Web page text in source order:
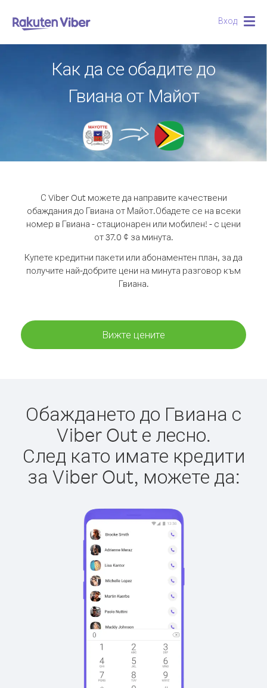
Вход
Как да се обадите до
Гвиана от Майот
С Viber Out можете да направите качествени
обаждания до Гвиана от Майот.Обадете се на всеки
номер в Гвиана - стационарен или мобилен! - с цени
от 37.0 ¢ за минута.
Купете кредитни пакети или абонаментен план, за да
получите най-добрите цени на минута разговор към
Гвиана.
Вижте цените
Обаждането до Гвиана с
Viber Out е лесно.
След като имате кредити
за Viber Out, можете да: